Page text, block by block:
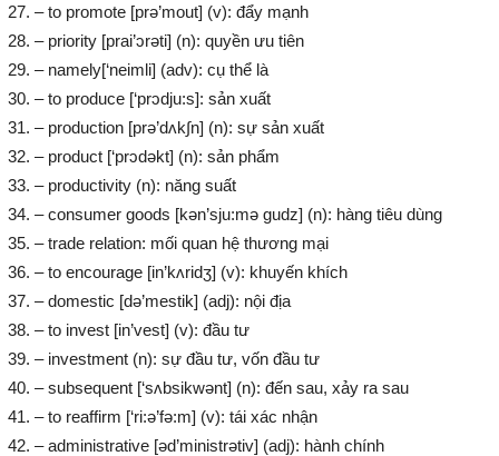
– to promote [prə’mout] (v): đẩy mạnh
– priority [prai’ɔrəti] (n): quyền ưu tiên
– namely[‘neimli] (adv): cụ thể là
– to produce [‘prɔdju:s]: sản xuất
– production [prə’dʌk∫n] (n): sự sản xuất
– product [‘prɔdəkt] (n): sản phẩm
– productivity (n): năng suất
– consumer goods [kən’sju:mə gudz] (n): hàng tiêu dùng
– trade relation: mối quan hệ thương mại
– to encourage [in’kʌridʒ] (v): khuyến khích
– domestic [də’mestik] (adj): nội địa
– to invest [in’vest] (v): đầu tư
– investment (n): sự đầu tư, vốn đầu tư
– subsequent [‘sʌbsikwənt] (n): đến sau, xảy ra sau
– to reaffirm [‘ri:ə’fə:m] (v): tái xác nhận
– administrative [əd’ministrətiv] (adj): hành chính